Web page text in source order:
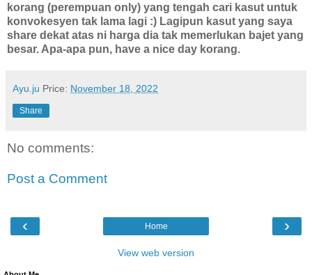
korang (perempuan only) yang tengah cari kasut untuk
konvokesyen tak lama lagi :) Lagipun kasut yang saya
share dekat atas ni harga dia tak memerlukan bajet yang
besar. Apa-apa pun, have a nice day korang.
Ayu.ju Price: November 18, 2022
Share
No comments:
Post a Comment
‹ ›
Home
View web version